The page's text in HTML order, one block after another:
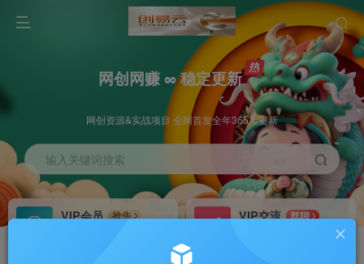
网创网赚 ∞ 稳定更新
网创资源&实战项目 全网首发全年365天更新
输入关键词搜索
VIP会员
抢先
VIP交流
群聊
研究探讨更多创业项目路子。